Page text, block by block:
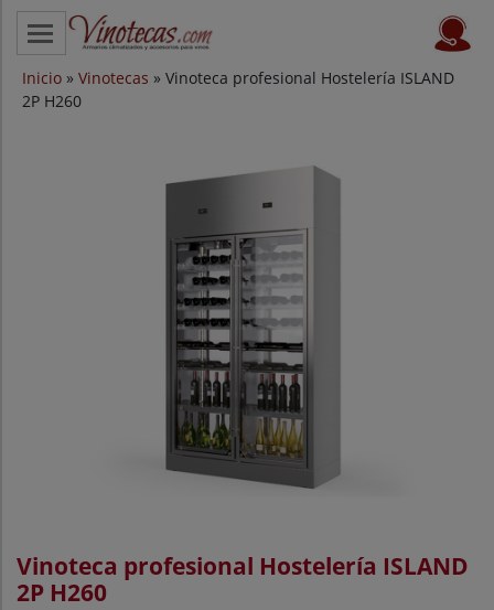
CATEGORÍAS
VINOTECAS OFERTAS
Inicio » Vinotecas » Vinoteca profesional Hostelería ISLAND
2P H260
Vinoteca profesional Hostelería ISLAND
2P H260